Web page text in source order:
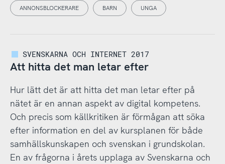
ANNONSBLOCKERARE BARN UNGA
SVENSKARNA OCH INTERNET 2017
Att hitta det man letar efter
Hur lätt det är att hitta det man letar efter på
nätet är en annan aspekt av digital kompetens.
Och precis som källkritiken är förmågan att söka
efter information en del av kursplanen för både
samhällskunskapen och svenskan i grundskolan.
En av frågorna i årets upplaga av Svenskarna och